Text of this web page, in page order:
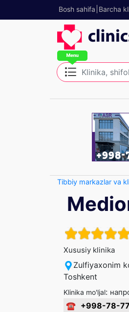
Bosh sahifa Barcha
Tibbiy markazlar va
Xususiy klinika
Zulfiyaxonim
Toshkent
Klinika mo'ljal:
☎ +998-78-